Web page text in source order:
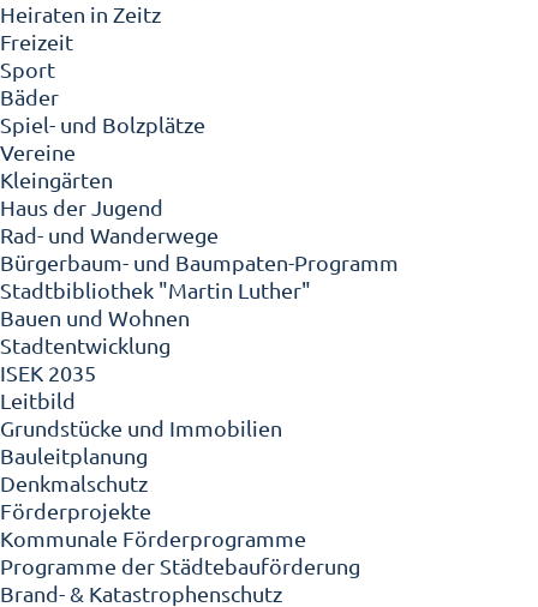
Heiraten in Zeitz
Freizeit
Sport
Bäder
Spiel- und Bolzplätze
Vereine
Kleingärten
Haus der Jugend
Rad- und Wanderwege
Bürgerbaum- und Baumpaten-Programm
Stadtbibliothek "Martin Luther"
Bauen und Wohnen
Stadtentwicklung
ISEK 2035
Leitbild
Grundstücke und Immobilien
Bauleitplanung
Denkmalschutz
Förderprojekte
Kommunale Förderprogramme
Programme der Städtebauförderung
Brand- & Katastrophenschutz